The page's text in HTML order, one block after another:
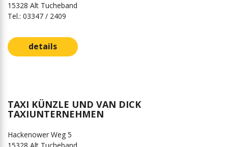
15328 Alt Tucheband
Tel.: 03347 / 2409
details
TAXI KÜNZLE UND VAN DICK
TAXIUNTERNEHMEN
Hackenower Weg 5